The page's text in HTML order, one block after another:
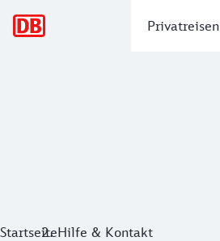
Privatreisen
StartseiteHilfe & Kontakt